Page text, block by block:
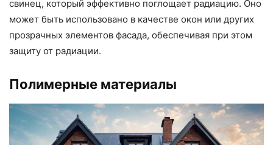
свинец, который эффективно поглощает радиацию. Оно
может быть использовано в качестве окон или других
прозрачных элементов фасада, обеспечивая при этом
защиту от радиации.
Полимерные материалы